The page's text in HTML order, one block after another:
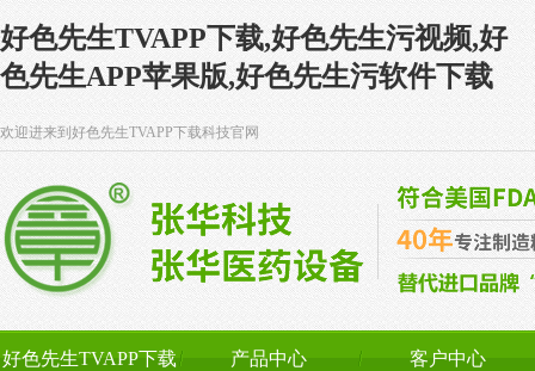
好色先生TVAPP下载,好色先生污视频,好
色先生APP苹果版,好色先生污软件下载
欢迎进来到好色先生TVAPP下载科技官网
好色先生TVAPP下载 产品中心 客户中心